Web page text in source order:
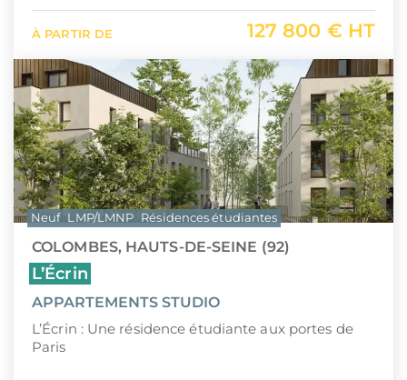
À PARTIR DE 127 800 € HT
COLOMBES, HAUTS-DE-SEINE (92)
L’Écrin
APPARTEMENTS STUDIO
L’Écrin : Une résidence étudiante aux portes de
Paris
Neuf LMP/LMNP Résidences étudiantes